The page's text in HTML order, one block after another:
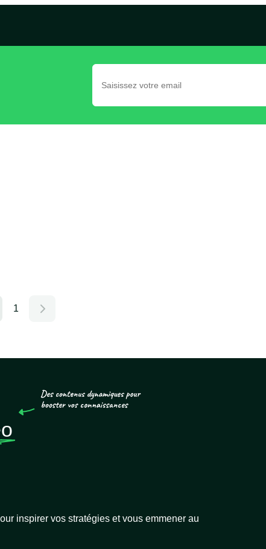
1
inspirer vos stratégies et vous emmener au